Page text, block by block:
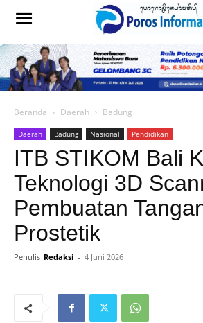
Beranda Daerah Badung
Daerah Badung Nasional Pendidikan
ITB STIKOM Bali
Teknologi 3D
Pembuatan
Prostetik
Penulis Redaksi - 4 Juni 2026